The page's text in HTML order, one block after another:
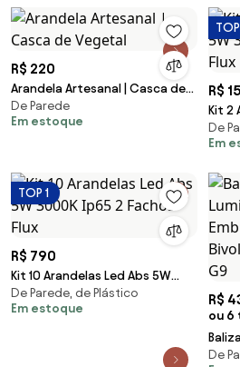
R$ 220
Arandela Artesanal | Casca de
Vegetal
De Parede
Em estoque
R$
Kit 2
De
Em
TOP 1
R$ 790
Kit 10 Arandelas Led Abs 5W
3000K Ip65 2 Fachos Flux
De Parede, de Plástico
Em estoque
R$
ou 6
De